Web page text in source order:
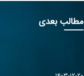
مطالب بعدی